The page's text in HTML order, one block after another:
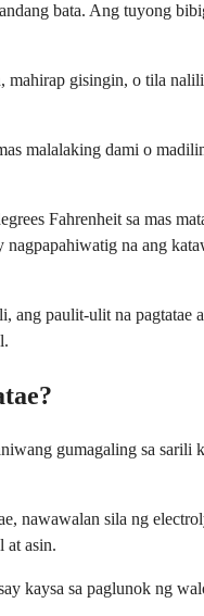
bata. Ang tuyong
gisingin, o tila
malalaking dami o
Fahrenheit sa mas
na ang
ang paulit-ulit na pagtatae
gumagaling sa sarili
sila ng
at asin.
kaysa sa paglunok ng